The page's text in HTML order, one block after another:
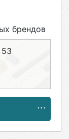
брендов